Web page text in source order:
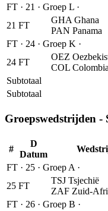
FT · 21 · Groep L ·
21 FT
GHA Ghana
PAN Panama
FT · 24 · Groep K ·
24 FT
OEZ
COL
Subtotaal
Subtotaal
Groepswedstrijden -
#
D
Datum
FT · 25 · Groep A ·
25 FT
TSJ Tsjechië
ZAF Zuid-
FT · 26 · Groep B ·